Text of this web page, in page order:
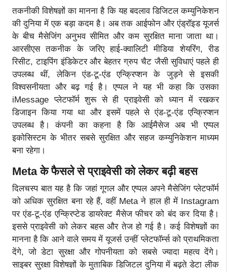
तकनीकी विशेषज्ञों का मानना है कि यह बदलाव डिजिटल कम्युनिकेशन
की दुनिया में एक बड़ा कदम है। अब तक आईफोन और एंड्रॉइड यूजर्स
के बीच मैसेजिंग अनुभव सीमित और कम सुरक्षित माना जाता था।
आरसीएस तकनीक के जरिए हाई-क्वालिटी मीडिया शेयरिंग, रीड
रिसीट, टाइपिंग इंडिकेटर और बेहतर ग्रुप चैट जैसी सुविधाएं पहले ही
उपलब्ध थीं, लेकिन एंड-टू-एंड एन्क्रिप्शन के जुड़ने से इसकी
विश्वसनीयता और बढ़ गई है। एप्पल ने यह भी कहा कि उसका
iMessage प्लेटफॉर्म शुरू से ही प्राइवेसी को ध्यान में रखकर
डिजाइन किया गया था और इसमें पहले से एंड-टू-एंड एन्क्रिप्शन
उपलब्ध है। कंपनी का कहना है कि आईमैसेज अब भी एप्पल
इकोसिस्टम के भीतर सबसे सुरक्षित और सहज कम्युनिकेशन माध्यम
बना रहेगा।
Meta के फैसले से प्राइवेसी को लेकर बढ़ी बहस
दिलचस्प बात यह है कि जहां गूगल और एप्पल अपने मैसेजिंग प्लेटफॉर्म
को अधिक सुरक्षित बना रहे हैं, वहीं Meta ने हाल ही में Instagram
पर एंड-टू-एंड एन्क्रिप्टेड डायरेक्ट मैसेज फीचर को बंद कर दिया है।
इससे प्राइवेसी को लेकर बहस और तेज हो गई है। कई विशेषज्ञों का
मानना है कि आने वाले समय में यूजर्स उन्हीं प्लेटफॉर्म्स को प्राथमिकता
देंगे, जो डेटा सुरक्षा और गोपनीयता को सबसे ज्यादा महत्व देंगे।
साइबर सुरक्षा विशेषज्ञों के मुताबिक डिजिटल दुनिया में बढ़ते डेटा लीक